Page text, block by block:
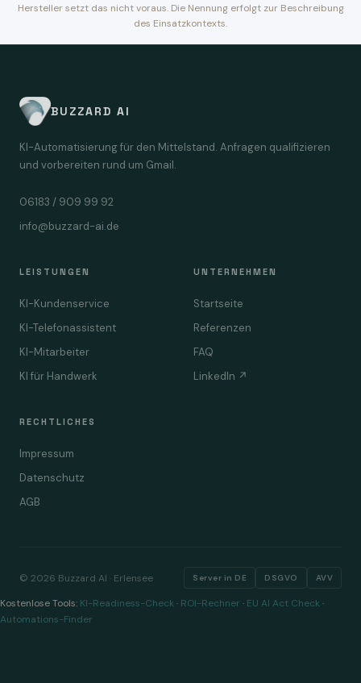
Hersteller setzt das nicht voraus. Die Nennung erfolgt zur Beschreibung
des Einsatzkontexts.
BUZZARD AI
KI-Automatisierung für den Mittelstand. Anfragen qualifizieren
und vorbereiten rund um Gmail.
06183 / 909 99 92
info@buzzard-ai.de
LEISTUNGEN
KI-Kundenservice
KI-Telefonassistent
KI-Mitarbeiter
KI für Handwerk
UNTERNEHMEN
Startseite
Referenzen
FAQ
LinkedIn ↗
RECHTLICHES
Impressum
Datenschutz
AGB
© 2026 Buzzard AI · Erlensee Server in DE DSGVO AVV
Kostenlose Tools: KI-Readiness-Check· ROI-Rechner · EU AI Act Check·
Automations-Finder